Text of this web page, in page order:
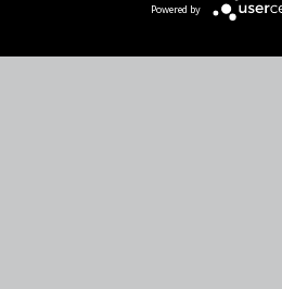
Powered by